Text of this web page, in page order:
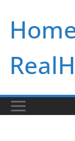
content